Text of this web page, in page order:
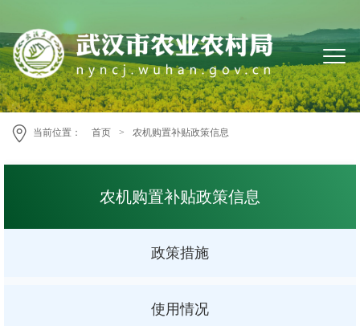
当前位置： 首页 > 农机购置补贴政策信息
农机购置补贴政策信息
政策措施
使用情况